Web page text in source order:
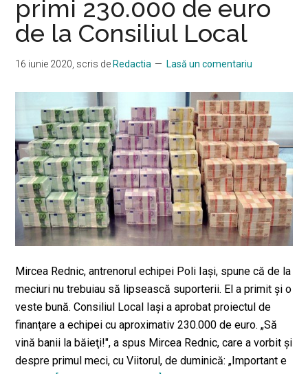
obligat
să
ceea
nu
și-
a
dorit
niciodată!
Tribunalul
a
decis
primi 230.000 de euro
de la Consiliul Local
16 iunie 2020 , scris de Redactia Lasă un comentariu
Mircea Rednic, antrenorul echipei Poli Iaşi, spune că de la
meciuri nu trebuiau să lipsească suporterii. El a primit şi o
veste bună. Consiliul Local Iaşi a aprobat proiectul de
finanţare a echipei cu aproximativ 230.000 de euro. „Să
vină banii la băieţi!", a spus Mircea Rednic, care a vorbit şi
despre primul meci, cu Viitorul, de duminică: „Important e